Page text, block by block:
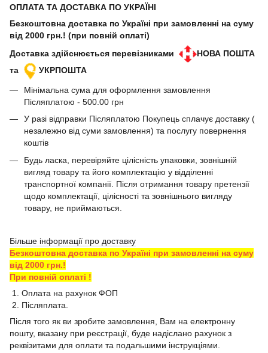
ОПЛАТА ТА ДОСТАВКА ПО УКРАЇНІ
Безкоштовна доставка по Україні при замовленні на суму
від 2000 грн.! (при повній оплаті)
Доставка здійснюється перевізниками
НОВА ПОШТА
та
УКРПОШТА
Мінімальна сума для оформлення замовлення
Післяплатою - 500.00 грн
У разі відправки Післяплатою Покупець сплачує доставку (
незалежно від суми замовлення) та послугу повернення
коштів
Будь ласка, перевіряйте цілісність упаковки, зовнішній
вигляд товару та його комплектацію у відділенні
транспортної компанії. Після отримання товару претензії
щодо комплектації, цілісності та зовнішнього вигляду
товару, не приймаються.
Більше інформації про доставку
Безкоштовна доставка по Україні при замовленні на суму
від 2000 грн.!
При повній оплаті !
1. Оплата на рахунок ФОП
2. Післяплата.
Після того як ви зробите замовлення, Вам на електронну
пошту, вказану при реєстрації, буде надіслано рахунок з
реквізитами для оплати та подальшими інструкціями.